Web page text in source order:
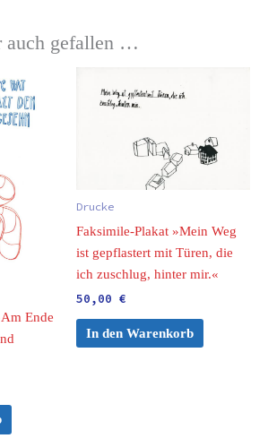
auch gefallen …
Ende
Drucke
Faksimile-Plakat »Mein Weg
ist gepflastert mit Türen, die
ich zuschlug, hinter mir.«
50,00 €
In den Warenkorb